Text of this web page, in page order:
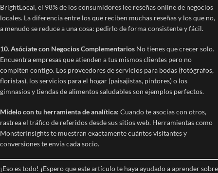
BrightLocal, el 98% de los consumidores lee reseñas online de negocios
locales. La diferencia entre los que reciben muchas reseñas y los que no,
a menudo se reduce a una cosa: pedirlo de forma consistente y fácil.
10. Asóciate con Negocios Complementarios No tienes que crecer solo.
Encuentra empresas que atienden a tus mismos clientes pero no
compiten contigo. Los proveedores de servicios para bodas (fotógrafos,
floristas), los servicios para el hogar (paisajistas, pintores) o los
gimnasios y tiendas de alimentos saludables son ejemplos perfectos.
Mídelo con tu herramienta de analítica: Cuando te asocias con otros,
rastrea el tráfico de referidos desde sus sitios web. Herramientas como
MonsterInsights te muestran exactamente cuántos visitantes y
conversiones te envía cada socio.
¡Eso es todo! ¡Espero que este artículo te haya ayudado a aprender sobre